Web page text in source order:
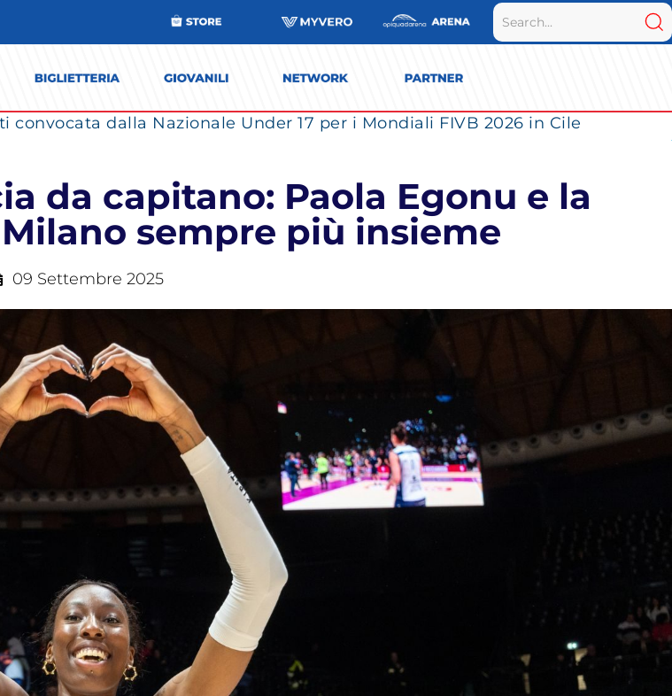
convocata dalla Nazionale Under 17 per i Mondiali FIVB 2026 in Cile
da capitano: Paola Egonu e la
sempre più insieme
09 Settembre 2025